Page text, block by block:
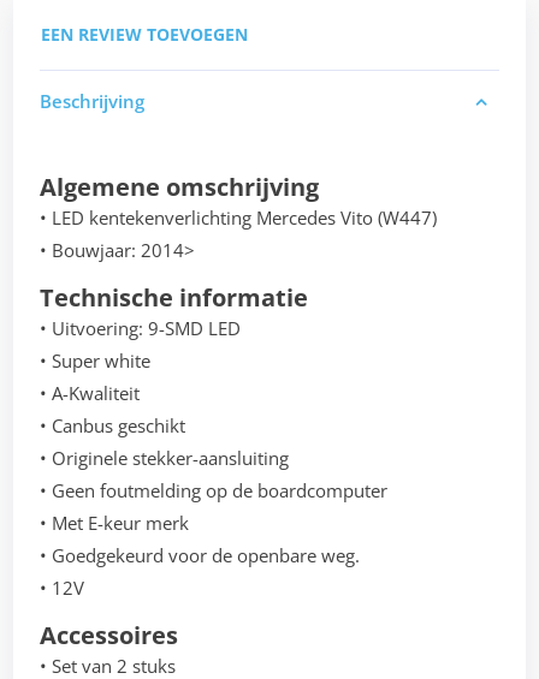
EEN REVIEW TOEVOEGEN
Beschrijving
Algemene omschrijving
• LED kentekenverlichting Mercedes Vito (W447)
• Bouwjaar: 2014>
Technische informatie
• Uitvoering: 9-SMD LED
• Super white
• A-Kwaliteit
• Canbus geschikt
• Originele stekker-aansluiting
• Geen foutmelding op de boardcomputer
• Met E-keur merk
• Goedgekeurd voor de openbare weg.
• 12V
Accessoires
• Set van 2 stuks